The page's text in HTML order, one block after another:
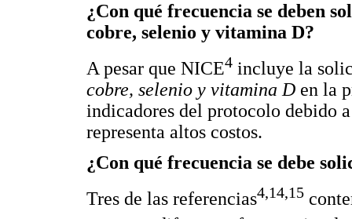
¿Con qué frecuencia se deben
cobre, selenio y vitamina D?
A pesar que NICE4 incluye la
cobre, selenio y vitamina D en la
indicadores del protocolo debido
representa altos costos.
¿Con qué frecuencia se debe
Tres de las referencias4,14,15